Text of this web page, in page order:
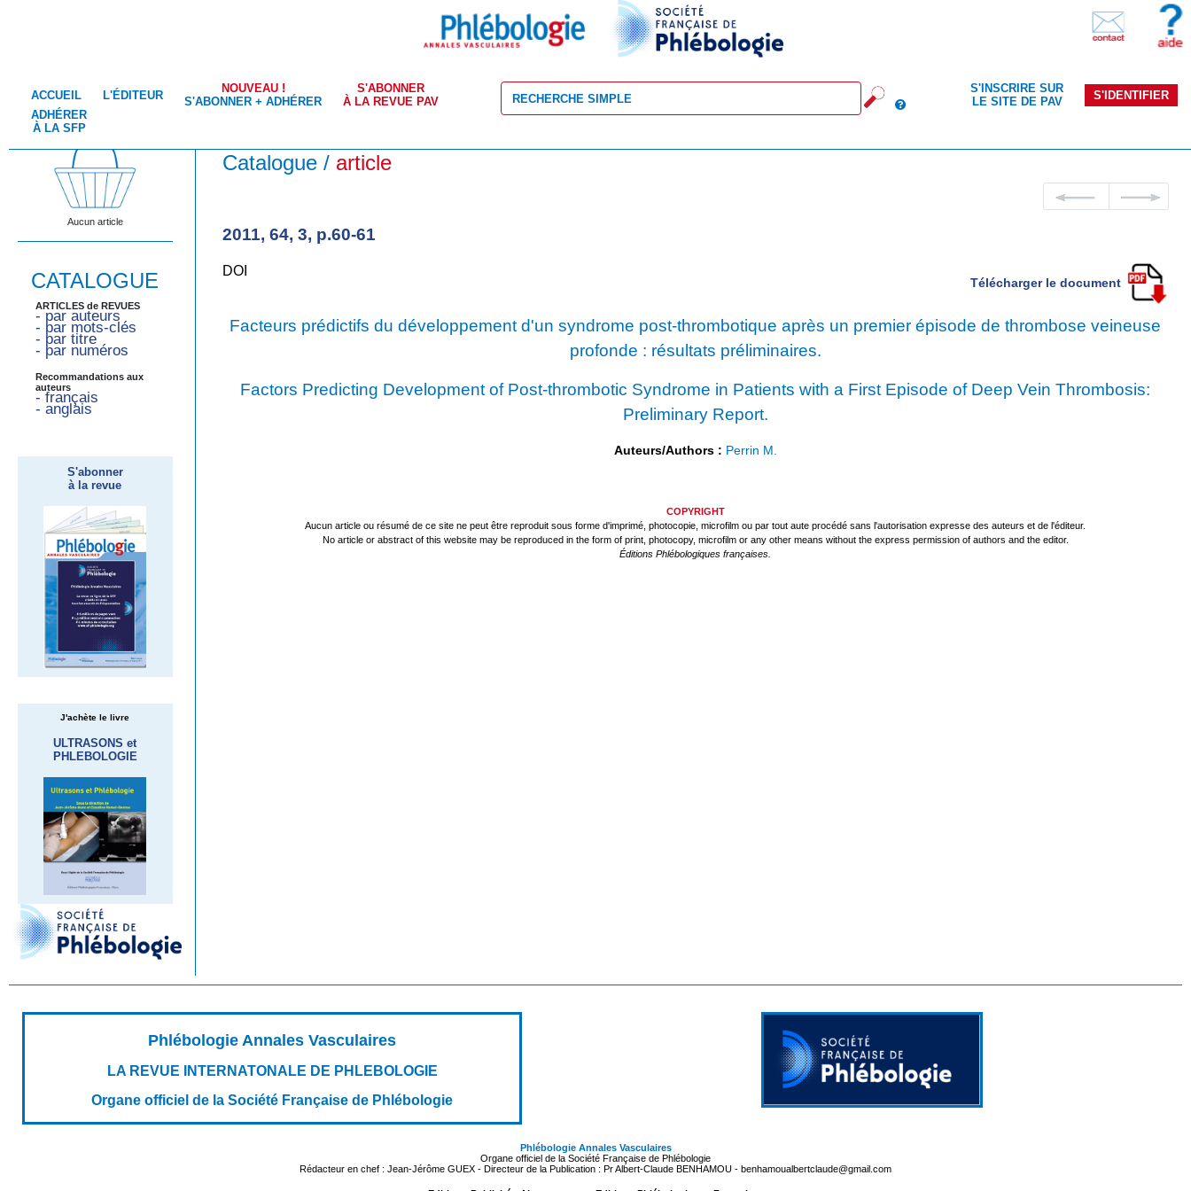
ACCUEIL L'ÉDITEUR
NOUVEAU !
S'ABONNER + ADHÉRER
S'ABONNER
À LA REVUE PAV
ADHÉRER
À LA SFP
S'INSCRIRE SUR
LE SITE DE PAV
S'IDENTIFIER
Aucun article
CATALOGUE
ARTICLES de REVUES
- par auteurs
- par mots-clés
- par titre
- par numéros
Recommandations aux
auteurs
- français
- anglais
S'abonner
à la revue
J'achète le livre
ULTRASONS et
PHLEBOLOGIE
Catalogue / article
2011, 64, 3, p.60-61
DOI
Télécharger le document
Facteurs prédictifs du développement d'un syndrome post-thrombotique après un premier épisode de thrombose veineuse
profonde : résultats préliminaires.
Factors Predicting Development of Post-thrombotic Syndrome in Patients with a First Episode of Deep Vein Thrombosis:
Preliminary Report.
Auteurs/Authors : Perrin M.
COPYRIGHT
Aucun article ou résumé de ce site ne peut être reproduit sous forme d'imprimé, photocopie, microfilm ou par tout aute procédé sans l'autorisation expresse des auteurs et de l'éditeur.
No article or abstract of this website may be reproduced in the form of print, photocopy, microfilm or any other means without the express permission of authors and the editor.
Éditions Phlébologiques françaises.
Phlébologie Annales Vasculaires
LA REVUE INTERNATONALE DE PHLEBOLOGIE
Organe officiel de la Société Française de Phlébologie
Phlébologie Annales Vasculaires
Organe officiel de la Société Française de Phlébologie
Rédacteur en chef : Jean-Jérôme GUEX - Directeur de la Publication : Pr Albert-Claude BENHAMOU - benhamoualbertclaude@gmail.com